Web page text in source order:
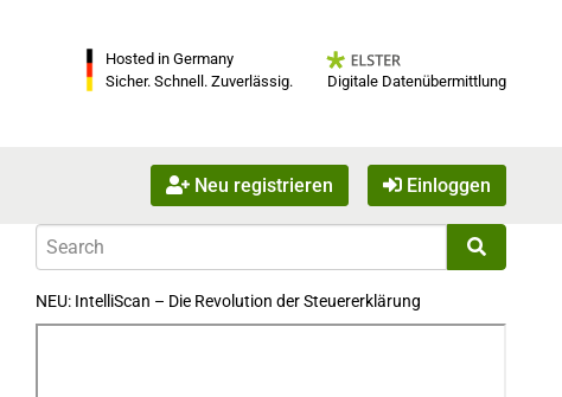
Hosted in Germany
Sicher. Schnell. Zuverlässig.
Digitale Datenübermittlung
Neu registrieren Einloggen
NEU: IntelliScan – Die Revolution der Steuererklärung